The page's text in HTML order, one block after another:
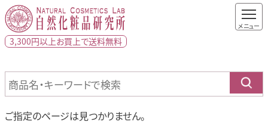
3,300円以上お買上で送料無料
ご指定のページは見つかりません。